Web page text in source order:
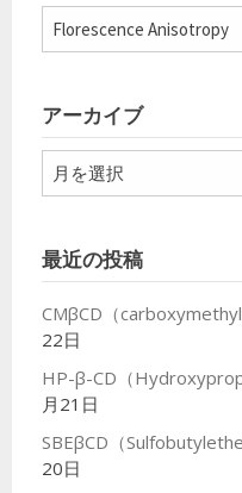
カ
テ
ー
アーカイブ
ア
ー
ブ
最近の投稿
CMβCD（
22日
HP-β-CD（
月21日
SBEβCD（
20日